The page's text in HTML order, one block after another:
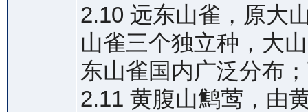
2.10 远东山雀，原大
山雀三个独立种，大
东山雀国内广泛分布
2.11 黄腹山鹪莺，由